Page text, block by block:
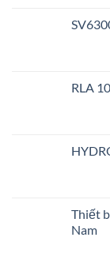
RLA
Thiết
Nam